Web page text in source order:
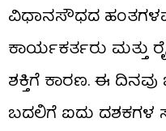
ವಿಧಾನಸೌಧದ
ಕಾರ್ಯಕರ್ತರು ಮತ್ತು
ಶಕ್ತಿಗೆ ಕಾರಣ. ಈ
ಬದಲಿಗೆ ಐದು ದಶಕಗಳ